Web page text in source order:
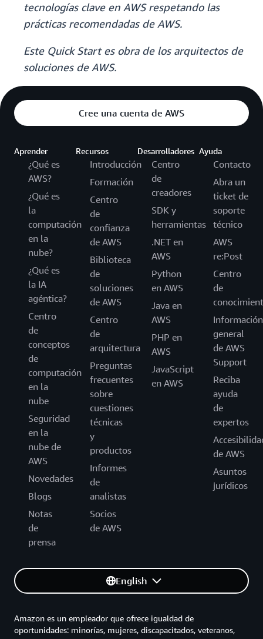
tecnologías clave en AWS respetando las
prácticas recomendadas de AWS.
Este Quick Start es obra de los arquitectos de
soluciones de AWS.
Cree una cuenta de AWS
Aprender
¿Qué es
AWS?
¿Qué es
la
computación
en la
nube?
¿Qué es
la IA
agéntica?
Centro
de
conceptos
de
computación
en la
nube
Seguridad
en la
nube de
AWS
Novedades
Blogs
Notas
de
prensa
Recursos
Introducción
Formación
Centro
de
confianza
de AWS
Biblioteca
de
soluciones
de AWS
Centro
de
arquitectura
Preguntas
frecuentes
sobre
cuestiones
técnicas
y
productos
Informes
de
analistas
Socios
de AWS
Desarrolladores
Centro
de
creadores
SDK y
herramientas
.NET en
AWS
Python
en AWS
Java en
AWS
PHP en
AWS
JavaScript
en AWS
Ayuda
Contacto
Abra un
ticket de
soporte
técnico
AWS
re:Post
Centro
de
Información
general
de AWS
Support
Reciba
ayuda
de
expertos
de AWS
Asuntos
jurídicos
English
Amazon es un empleador que ofrece igualdad de
oportunidades: minorías, mujeres, discapacitados, veteranos,